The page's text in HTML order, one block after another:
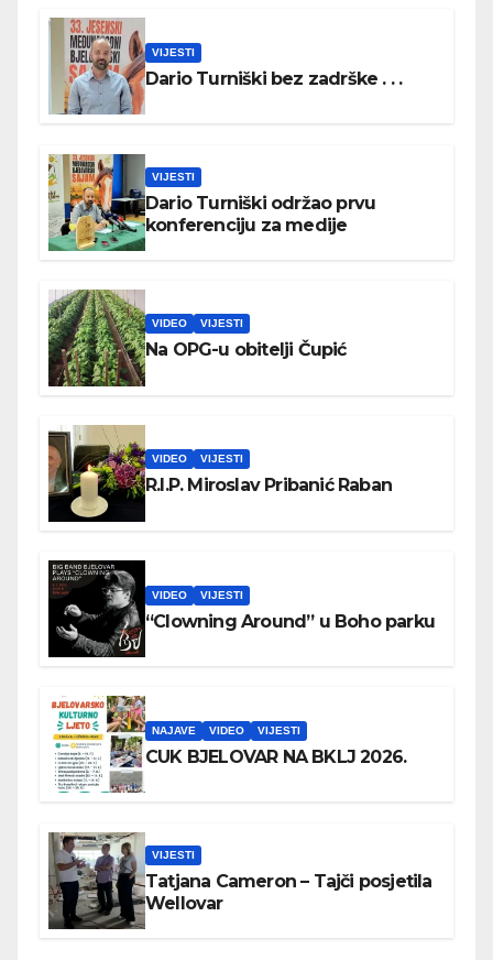
VIJESTI
Dario Turniški bez zadrške . . .
VIJESTI
Dario Turniški održao prvu
konferenciju za medije
VIDEO VIJESTI
Na OPG-u obitelji Čupić
VIDEO VIJESTI
R.I.P. Miroslav Pribanić Raban
VIDEO VIJESTI
“Clowning Around” u Boho parku
NAJAVE VIDEO VIJESTI
CUK BJELOVAR NA BKLJ 2026.
VIJESTI
Tatjana Cameron – Tajči posjetila
Wellovar